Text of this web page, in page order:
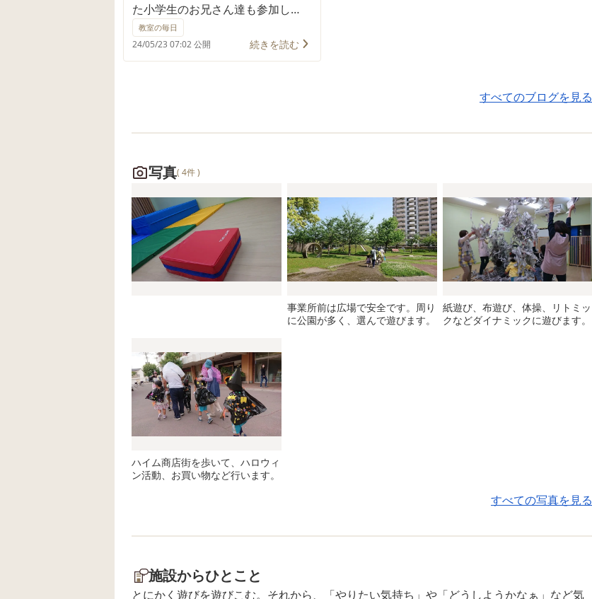
た小学生のお兄さん達も参加し
て、 一緒に遊んだり、虫取りをし
ました。 大きいバッタがいて、み
んなで追いかけたり、 服に跳び移
教室の毎日
24/05/23 07:02 公開 続きを読む
すべてのブログを見る
写真( 4件 )
事業所前は広場で安全です。周り
に公園が多く、選んで遊びます。
紙遊び、布遊び、体操、リトミッ
クなどダイナミックに遊びます。
ハイム商店街を歩いて、ハロウィ
ン活動、お買い物など行います。
すべての写真を見る
施設からひとこと
とにかく遊びを遊びこむ。それから、「やりたい気持ち」や「どうしようかなぁ」など気